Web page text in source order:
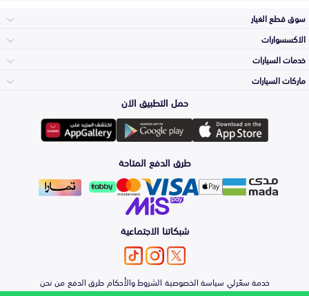
سوق قطع الغيار
المكائن، القيرات
وملحقاتها
الشمعات
والاصطبات (الاضاءة)
الفرامل والأقمشة
الأبواب، الرفرف
والكبوت
الاكسسوارات
لوازم الرحلات
اكسسوارات العناية
الزيوت و السوائل
خدمات السيارات
الأكثر مبيعاً
التلميع والعناية
حماية مقدمة السيارة
ماركات السيارات
تويوتا
هيونداي
كيا
نيسان
حمل التطبيق الان
طرق الدفع المتاحة
شبكاتنا الاجتماعية
خدمة سعّرلي سياسة الخصوصية الشروط والأحكامطرق الدفعمن نحن